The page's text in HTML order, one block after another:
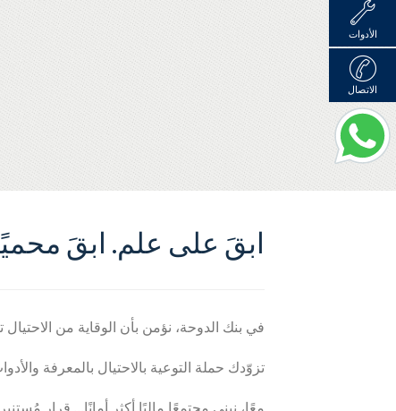
ابقَ على علم. ابقَ
في بنك الدوحة، نؤمن بأن الوقاية من
تزوّدك حملة التوعية بالاحتيال بالمعرفة
الأدوات
الاتصال